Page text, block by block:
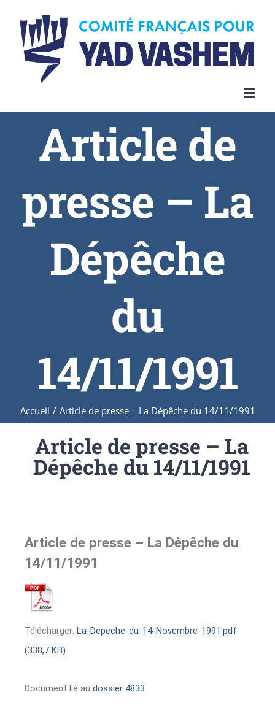
Article de
presse – La
Dépêche
du
14/11/1991
Accueil / Article de presse – La Dépêche du 14/11/1991
Article de presse – La
Dépêche du 14/11/1991
Article de presse – La Dépêche du
14/11/1991
Télécharger: La-Depeche-du-14-Novembre-1991.pdf
(338,7 KB)
Document lié au dossier 4833